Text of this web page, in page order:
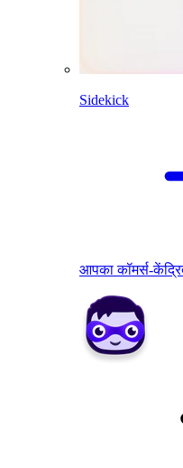
Sidekick
आपका कॉमर्स-